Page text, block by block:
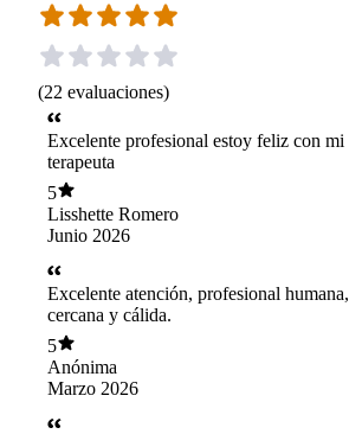
(22 evaluaciones)
Excelente profesional estoy feliz con mi
terapeuta
5
Lisshette Romero
Junio 2026
Excelente atención, profesional humana,
cercana y cálida.
5
Anónima
Marzo 2026